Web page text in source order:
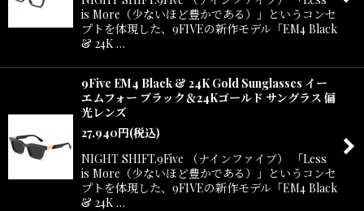
is More（少ないほど豊かである）」というコンセ
プトを体現した、9FIVEの新作モデル「EM4 Black
& 24K …
9Five EM4 Black & 24K Gold Sunglasses イー
エムフォー ブラック＆24Kゴールド サングラス 偏
光レンズ
27,940円(税込)
NIGHT SHIFT.9Five （ナインファイブ） 「Less
is More（少ないほど豊かである）」というコンセ
プトを体現した、9FIVEの新作モデル「EM4 Black
& 24K …